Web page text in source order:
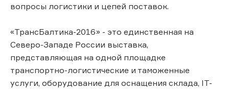
вопросы логистики и цепей поставок.
«ТрансБалтика-2016» - это единственная на
Северо-Западе России выставка,
представляющая на одной площадке
транспортно-логистические и таможенные
услуги, оборудование для оснащения склада, IT-